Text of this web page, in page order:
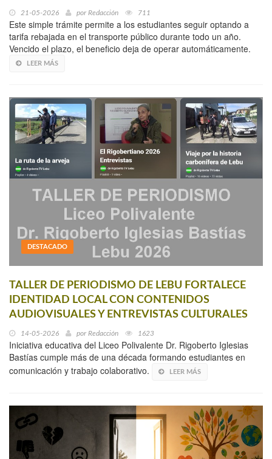
21-05-2026 por Redacción 711
Este simple trámite permite a los estudiantes seguir optando a
tarifa rebajada en el transporte público durante todo un año.
Vencido el plazo, el beneficio deja de operar automáticamente.
LEER MÁS
DESTACADO
TALLER DE PERIODISMO DE LEBU FORTALECE
IDENTIDAD LOCAL CON CONTENIDOS
AUDIOVISUALES Y ENTREVISTAS CULTURALES
14-05-2026 por Redacción 1623
Iniciativa educativa del Liceo Polivalente Dr. Rigoberto Iglesias
Bastías cumple más de una década formando estudiantes en
comunicación y trabajo colaborativo.
LEER MÁS